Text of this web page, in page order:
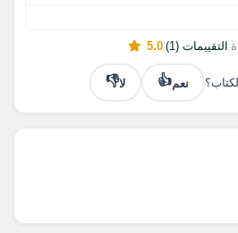
التقييمات (1) |
5.0
نعم👍 لا👎